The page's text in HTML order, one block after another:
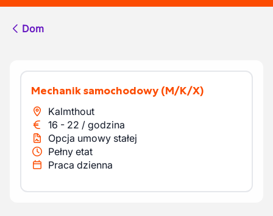
Dom
Mechanik samochodowy (M/K/X)
Kalmthout
16 - 22 / godzina
Opcja umowy stałej
Pełny etat
Praca dzienna